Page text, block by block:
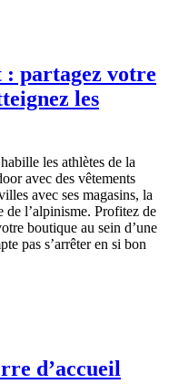
partagez votre
les
les athlètes de la
avec des vêtements
avec ses magasins, la
de l’alpinisme. Profitez de
boutique au sein d’une
pas s’arrêter en si bon
d’accueil